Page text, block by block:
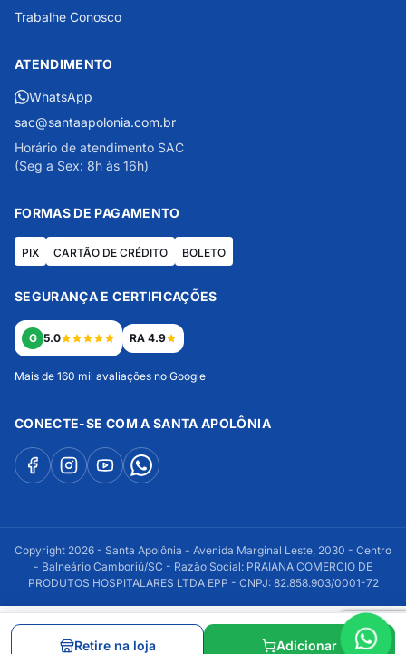
Trabalhe Conosco
ATENDIMENTO
WhatsApp
sac@santaapolonia.com.br
Horário de atendimento SAC
(Seg a Sex: 8h às 16h)
FORMAS DE PAGAMENTO
PIX CARTÃO DE CRÉDITO BOLETO
SEGURANÇA E CERTIFICAÇÕES
G 5.0 RA 4.9
Mais de 160 mil avaliações no Google
CONECTE-SE COM A SANTA APOLÔNIA
Copyright 2026 - Santa Apolônia - Avenida Marginal Leste, 2030 - Centro
- Balneário Camboriú/SC - Razão Social: PRAIANA COMERCIO DE
PRODUTOS HOSPITALARES LTDA EPP - CNPJ: 82.858.903/0001-72
Retire na loja Adicionar